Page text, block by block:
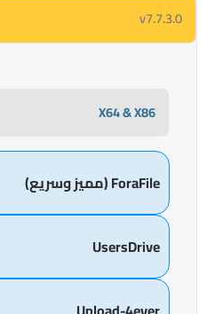
v7.7.3.0
X64 & X86
ForaFile (مميز وسريع)
UsersDrive